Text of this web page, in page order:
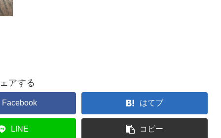
アする
Facebook はてブ
LINE コピー